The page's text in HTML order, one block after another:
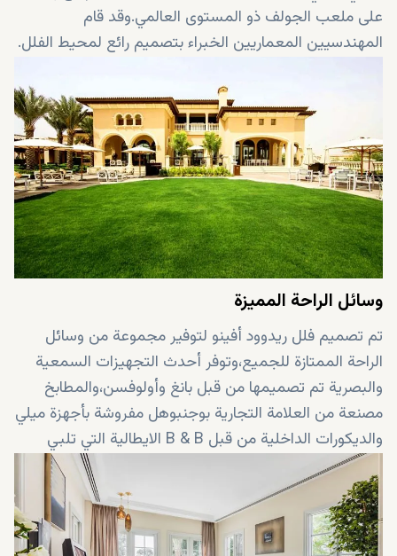
على ملعب الجولف ذو المستوى العالمي.وقد قام
المهندسيين المعماريين الخبراء بتصميم رائع لمحيط الفلل.
وسائل الراحة المميزة
تم تصميم فلل ريدوود أفينو لتوفير مجموعة من وسائل
الراحة الممتازة للجميع،وتوفر أحدث التجهيزات السمعية
والبصرية تم تصميمها من قبل بانغ وأولوفسن،والمطابخ
مصنعة من العلامة التجارية بوجنبوهل مفروشة بأجهزة ميلي
والديكورات الداخلية من قبل B & B الايطالية التي تلبي
جميع متطلبات المعيشة الحديثة،ومجهزة بنظام الإضاءة
والتحكم الرائع يمكنك بسهولة مراقبة منزلك من خلال
الكاميرات المختلفة،الأضواء والتكييف لديها مفاتيح ذكية
وشاشة تعمل باللمس وأجهزة التحكم عن بعد أو الإنترنت.